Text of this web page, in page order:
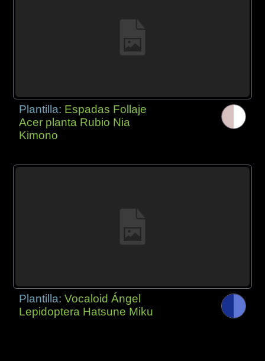
Plantilla: Espadas Follaje
Acer planta Rubio Nia
Kimono
Plantilla:Vocaloid Ángel
Lepidoptera Hatsune Miku